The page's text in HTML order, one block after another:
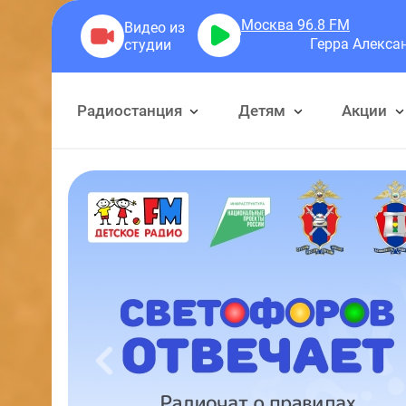
Москва 96.8 FM
Герра Александр
Разговоры
Радиостанция Детям Акции